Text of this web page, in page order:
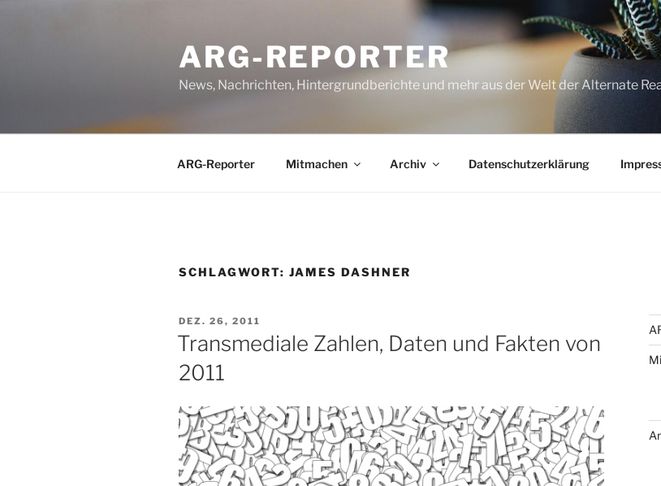
ARG-REPORTER
News, Nachrichten, Hintergrundberichte und mehr aus der Welt der Alternate
ARG-Reporter Mitmachen Archiv Datenschutzerklärung
SCHLAGWORT: JAMES DASHNER
VERÖFFENTLICHT
AM
DEZ. 26, 2011
Transmediale Zahlen, Daten und Fakten von
2011